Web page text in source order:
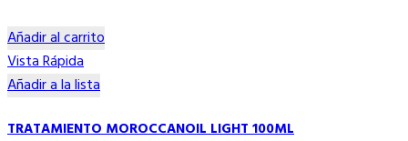
Añadir al carrito
Vista Rápida
Añadir a la lista
TRATAMIENTO MOROCCANOIL LIGHT 100ML